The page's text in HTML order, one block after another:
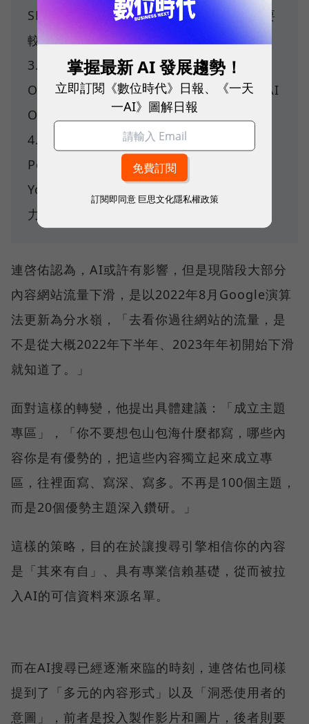
SEO做內容，且它的懲罰是全站性質，需要
較長的回復時間。
3.
Google的零點擊搜尋：包含AI
Overviews和未來的AI Mode，資料顯示AI
Overviews讓流量掉了3成。
4.
其他AI聊天機器人：包含ChatGPT、
Perplexity的衝擊。 5.影音平台分食
YouTube、TikTok等平台搶佔使用者注意
力。
連啓佑認為，AI或許有影響，但是現階段大部分
內容網站流量下滑，是以2022年8月Google演算
法更新為分水嶺，「去看你過往網站的流量，是
不是從大概2022年下半年、2023年年初開始下滑
就知道了。」
面對這樣的轉變，他提出具體建議：「成立主題
專區」，「你不要想包山包海什麼都寫，哪些內
容你是有優勢的，把這些內容獨立起來成立專
區，往裡面寫、寫深、寫多。不再是100個主題，
而是20個優勢主題深入鑽研。」
這樣的策略，目的在於讓搜尋引擎相信你的內容
是「其來有自」、具有專業信賴基礎，從而被拉
入AI的可信資料來源名單。
而在AI搜尋已經逐漸來臨的時刻，連啓佑也同樣
提到了「多元的內容形式」以及「洞悉使用者的
意圖」，前者是投入製作影片和圖片，後者則要
掌握最新 AI 發展趨勢！
立即訂閱《數位時代》日報、《一天
一AI》圖解日報
訂閱即同意 巨思文化隱私權政策